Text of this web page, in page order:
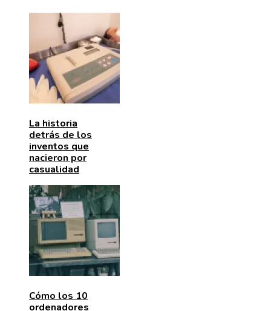
La historia
detrás de los
inventos que
nacieron por
casualidad
Cómo los 10
ordenadores